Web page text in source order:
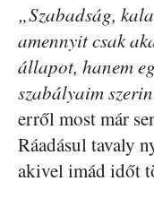
„Szabadság,
amennyit csak
állapot, hanem
szabályaim
erről most már
Ráadásul tavaly
akivel imád időt